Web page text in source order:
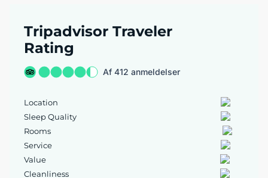
Tripadvisor Traveler
Rating
Af 412 anmeldelser
Location
Sleep Quality
Rooms
Service
Value
Cleanliness